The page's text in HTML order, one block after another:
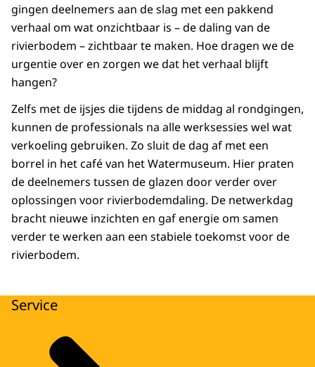
gingen deelnemers aan de slag met een pakkend
verhaal om wat onzichtbaar is – de daling van de
rivierbodem – zichtbaar te maken. Hoe dragen we de
urgentie over en zorgen we dat het verhaal blijft
hangen?
Zelfs met de ijsjes die tijdens de middag al rondgingen,
kunnen de professionals na alle werksessies wel wat
verkoeling gebruiken. Zo sluit de dag af met een
borrel in het café van het Watermuseum. Hier praten
de deelnemers tussen de glazen door verder over
oplossingen voor rivierbodemdaling. De netwerkdag
bracht nieuwe inzichten en gaf energie om samen
verder te werken aan een stabiele toekomst voor de
rivierbodem.
Service